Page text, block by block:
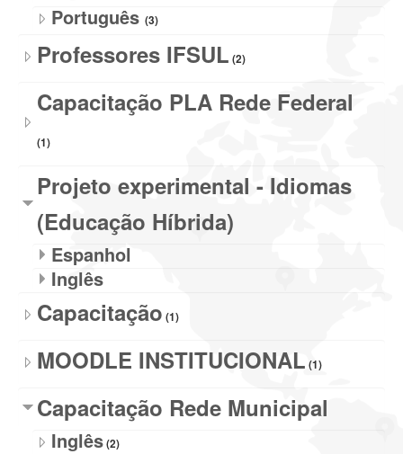
Português (3)
Professores IFSUL (2)
Capacitação PLA Rede Federal
(1)
Projeto experimental - Idiomas
(Educação Híbrida)
Espanhol
Inglês
Capacitação (1)
MOODLE INSTITUCIONAL (1)
Capacitação Rede Municipal
Inglês(2)